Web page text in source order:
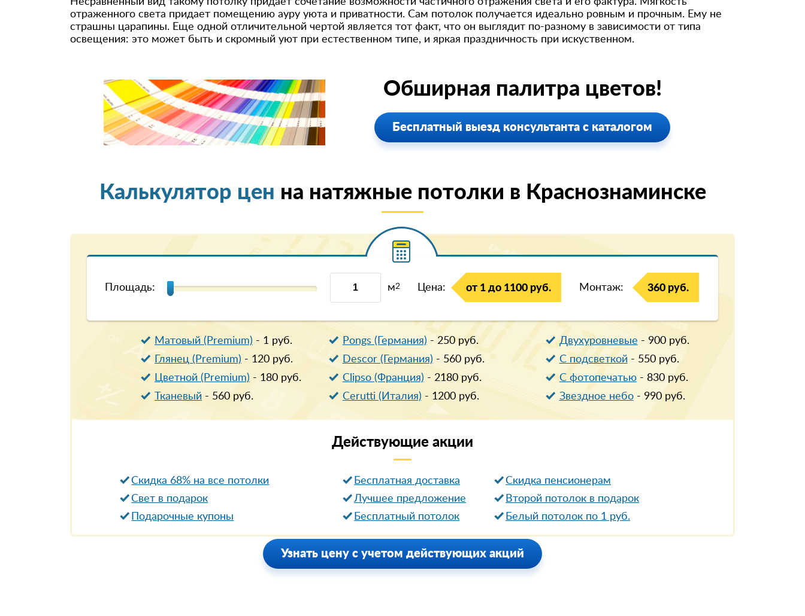
отраженного света придает помещению ауру уюта и приватности. Сам потолок получается идеально ровным и прочным. Ему не
страшны царапины. Еще одной отличительной чертой является тот факт, что он выглядит по-разному в зависимости от типа
освещения: это может быть и скромный уют при естественном типе, и яркая праздничность при искуственном.
Обширная палитра цветов!
Бесплатный выезд консультанта с каталогом
Калькулятор цен на натяжные потолки в Краснознаминске
Площадь: м2 Цена: от 1 до 1100 руб. Монтаж: 360 руб.
Матовый (Premium) - 1руб. Двухуровневые - 900руб.
Pongs (Германия) - 250руб.
Глянец (Premium) - 120руб. С подсветкой- 550руб.
Descor (Германия) - 560руб.
Цветной (Premium) - 180руб. С фотопечатью- 830руб.
Clipso (Франция) - 2180руб.
Тканевый- 560руб. Звездное небо- 990руб.
Cerutti (Италия) - 1200руб.
Действующие акции
Скидка 68% на все потолки Бесплатная доставка
Cкидка пенсионерам
Свет в подарок
Лучшее предложение
Второй потолок в подарок
Подарочные купоны
Бесплатный потолок Белый потолок по 1 руб.
Узнать цену с учетом действующих акций